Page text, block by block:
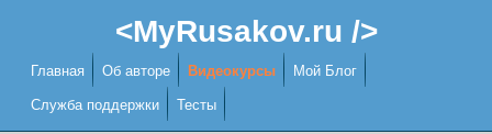
<MyRusakov.ru />
Главная Об авторе Видеокурсы Мой Блог
Служба поддержки Тесты